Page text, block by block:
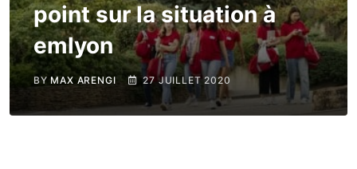
point sur la situation à
emlyon
BYMAX ARENGI 27 JUILLET 2020